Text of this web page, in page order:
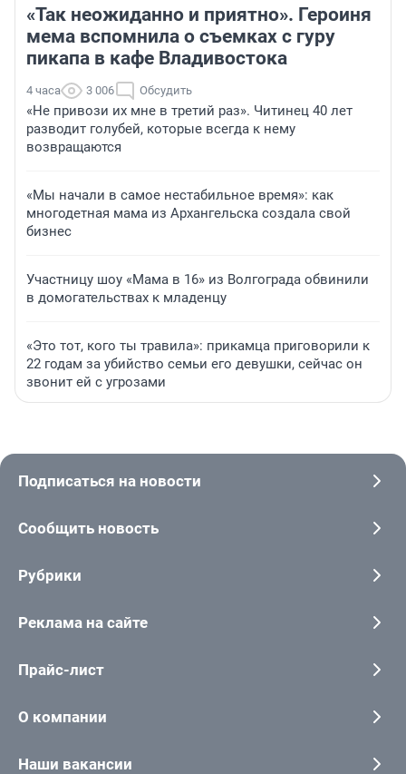
«Так неожиданно и приятно». Героиня
мема вспомнила о съемках с гуру
пикапа в кафе Владивостока
4 часа 3 006 Обсудить
«Не привози их мне в третий раз». Читинец 40 лет
разводит голубей, которые всегда к нему
возвращаются
«Мы начали в самое нестабильное время»: как
многодетная мама из Архангельска создала свой
бизнес
Участницу шоу «Мама в 16» из Волгограда обвинили
в домогательствах к младенцу
«Это тот, кого ты травила»: прикамца приговорили к
22 годам за убийство семьи его девушки, сейчас он
звонит ей с угрозами
Подписаться на новости
Сообщить новость
Рубрики
Реклама на сайте
Прайс-лист
О компании
Наши вакансии